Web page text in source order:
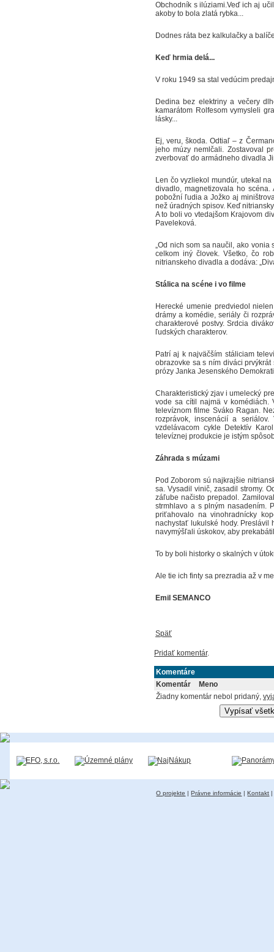
Obchodník s ilúziami.Veď ich aj
akoby to bola zlatá rybka...
Dodnes ráta bez kalkulačky a
Keď hrmia delá...
V roku 1949 sa stal vedúcim
Dedina bez elektriny a večery
kamarátom Rolfesom vymysleli
lásky...
Ej, veru, škoda. Odtiaľ – z
jeho múzy nemlčali. Zostavoval
zverbovať do armádneho divadla
Len čo vyzliekol mundúr, utekal
divadlo, magnetizovala ho
pobožní ľudia a Jožko aj
než úradných spisov. Keď
A to boli vo vtedajšom Krajovom
Paveleková.
„Od nich som sa naučil, ako
celkom iný človek. Všetko, čo
nitrianskeho divadla a dodáva:
Stálica na scéne i vo filme
Herecké umenie predviedol
drámy a komédie, seriály či
charakterové postvy. Srdcia
ľudských charakterov.
Patrí aj k najväčším stáliciam
obrazovke sa s ním diváci
prózy Janka Jesenského
Charakteristický zjav i umelecký
vode sa cítil najmä v komédiách.
televíznom filme Sváko Ragan.
rozprávok, inscenácií a
vzdelávacom cykle Detektív
televíznej produkcie je istým
Záhrada s múzami
Pod Zoborom sú najkrajšie
sa. Vysadil vinič, zasadil stromy.
záľube načisto prepadol.
strmhlavo a s plným nasadením.
priťahovalo na vinohradnícky
nachystať lukulské hody. Preslávil
navymýšľali úskokov, aby
To by boli historky o skalných v
Ale tie ich finty sa prezradia až v
Emil SEMANCO
Späť
Pridať komentár.
Komentáre
Komentár
Meno
Žiadny komentár nebol pridaný,
O projekte |Právne informácie |Kontakt